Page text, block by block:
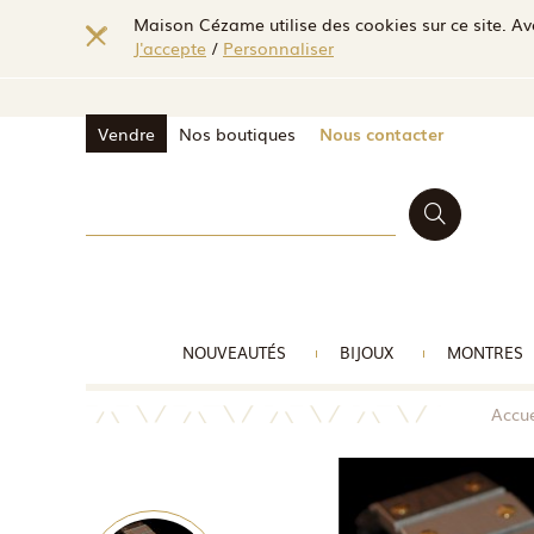
Maison Cézame utilise des cookies sur ce site.
J'accepte / Personnaliser
Vendre Nos boutiques Nous contacter
NOUVEAUTÉS BIJOUX MONTRES